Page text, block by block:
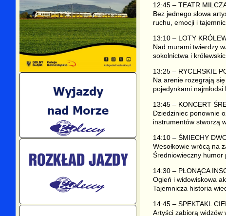
12:45 – TEATR
Bez jednego słowa
ruchu, emocji i
13:10 – LOTY
Nad murami twierdzy
sokolnictwa i
13:25 – RYCERSKIE
Na arenie rozegrają
pojedynkami
13:45 – KONCERT
Dziedziniec ponownie
instrumentów stworzą
14:10 – ŚMIECHY
Wesołkowie wrócą na
Średniowieczny humor
14:30 – PŁONĄCA
Ogień i widowiskowa
Tajemnicza historia
14:45 – SPEKTAKL
Artyści zabiorą widzów